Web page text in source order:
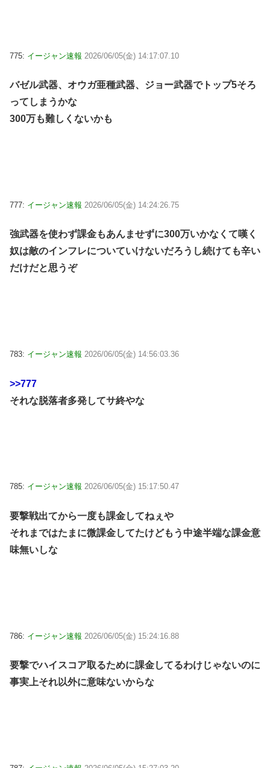
775: イージャン速報 2026/06/05(金) 14:17:07.10
バゼル武器、オウガ亜種武器、ジョー武器でトップ5そろ
ってしまうかな
300万も難しくないかも
777: イージャン速報 2026/06/05(金) 14:24:26.75
強武器を使わず課金もあんませずに300万いかなくて嘆く
奴は敵のインフレについていけないだろうし続けても辛い
だけだと思うぞ
783: イージャン速報 2026/06/05(金) 14:56:03.36
>>777
それな脱落者多発してサ終やな
785: イージャン速報 2026/06/05(金) 15:17:50.47
要撃戦出てから一度も課金してねぇや
それまではたまに微課金してたけどもう中途半端な課金意
味無いしな
786: イージャン速報 2026/06/05(金) 15:24:16.88
要撃でハイスコア取るために課金してるわけじゃないのに
事実上それ以外に意味ないからな